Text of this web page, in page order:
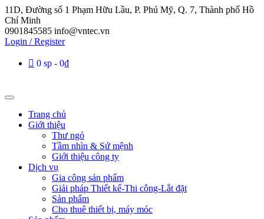
11D, Đường số 1 Phạm Hữu Lầu, P. Phú Mỹ, Q. 7, Thành phố Hồ
Chí Minh
0901845585 info@vntec.vn
Login / Register
0 sp 0₫
Trang chủ
Giới thiệu
Thư ngỏ
Tầm nhìn & Sứ mệnh
Giới thiệu công ty
Dịch vụ
Gia công sản phẩm
Giải pháp Thiết kế-Thi công-Lắt đặt
Sản phẩm
Cho thuê thiết bị, máy móc